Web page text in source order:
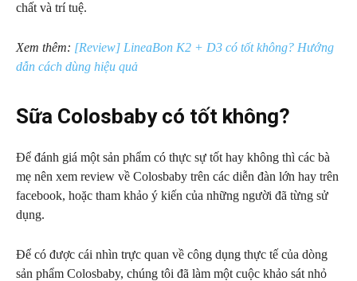
chất và trí tuệ.
Xem thêm: [Review] LineaBon K2 + D3 có tốt không? Hướng
dẫn cách dùng hiệu quả
Sữa Colosbaby có tốt không?
Để đánh giá một sản phẩm có thực sự tốt hay không thì các bà
mẹ nên xem review về Colosbaby trên các diễn đàn lớn hay trên
facebook, hoặc tham khảo ý kiến của những người đã từng sử
dụng.
Để có được cái nhìn trực quan về công dụng thực tế của dòng
sản phẩm Colosbaby, chúng tôi đã làm một cuộc khảo sát nhỏ